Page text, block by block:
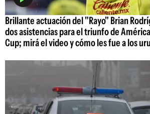
Brillante actuación del "Rayo" Brian
dos asistencias para el triunfo de
Cup; mirá el video y cómo les fue a los